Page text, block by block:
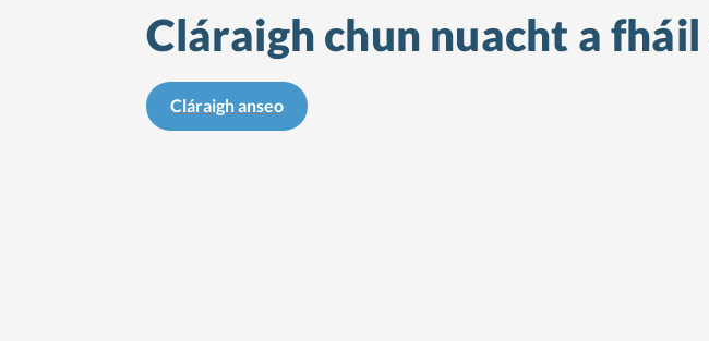
Cláraigh chun nuacht a fháil
Cláraigh anseo